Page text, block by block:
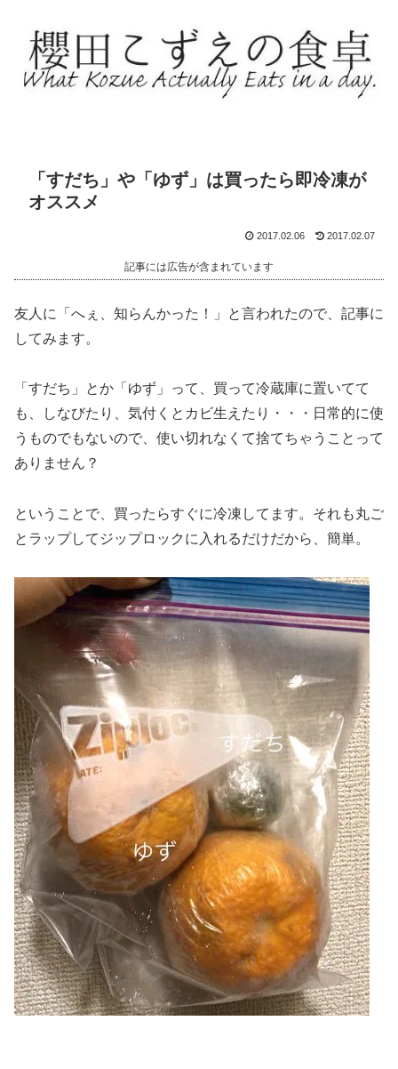
「すだち」や「ゆず」は買ったら即冷凍が
オススメ
2017.02.06 2017.02.07
記事には広告が含まれています
友人に「へぇ、知らんかった！」と言われたので、記事に
してみます。
「すだち」とか「ゆず」って、買って冷蔵庫に置いてて
も、しなびたり、気付くとカビ生えたり・・・日常的に使
うものでもないので、使い切れなくて捨てちゃうことって
ありません？
ということで、買ったらすぐに冷凍してます。それも丸ご
とラップしてジップロックに入れるだけだから、簡単。